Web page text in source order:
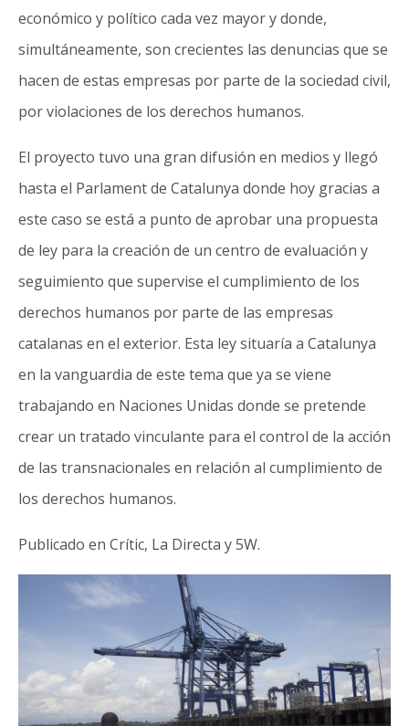
económico y político cada vez mayor y donde,
simultáneamente, son crecientes las denuncias que se
hacen de estas empresas por parte de la sociedad civil,
por violaciones de los derechos humanos.
El proyecto tuvo una gran difusión en medios y llegó
hasta el Parlament de Catalunya donde hoy gracias a
este caso se está a punto de aprobar una propuesta
de ley para la creación de un centro de evaluación y
seguimiento que supervise el cumplimiento de los
derechos humanos por parte de las empresas
catalanas en el exterior. Esta ley situaría a Catalunya
en la vanguardia de este tema que ya se viene
trabajando en Naciones Unidas donde se pretende
crear un tratado vinculante para el control de la acción
de las transnacionales en relación al cumplimiento de
los derechos humanos.
Publicado en Crític, La Directa y 5W.